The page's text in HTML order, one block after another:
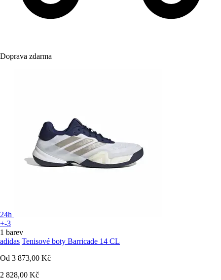
Doprava zdarma
24h
+-3
1 barev
adidas Tenisové boty Barricade 14 CL
Od 3 873,00 Kč
2 828,00 Kč